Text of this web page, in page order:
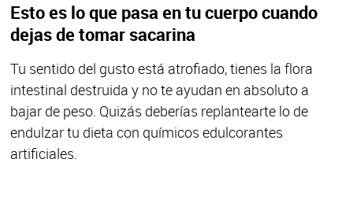
Esto es lo que pasa en tu cuerpo cuando
dejas de tomar sacarina
Tu sentido del gusto está atrofiado, tienes la flora
intestinal destruida y no te ayudan en absoluto a
bajar de peso. Quizás deberías replantearte lo de
endulzar tu dieta con químicos edulcorantes
artificiales.